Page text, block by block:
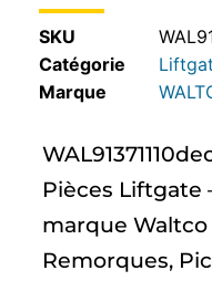
SKU
Catégorie
Pièces Liftgate
marque
Remorques,